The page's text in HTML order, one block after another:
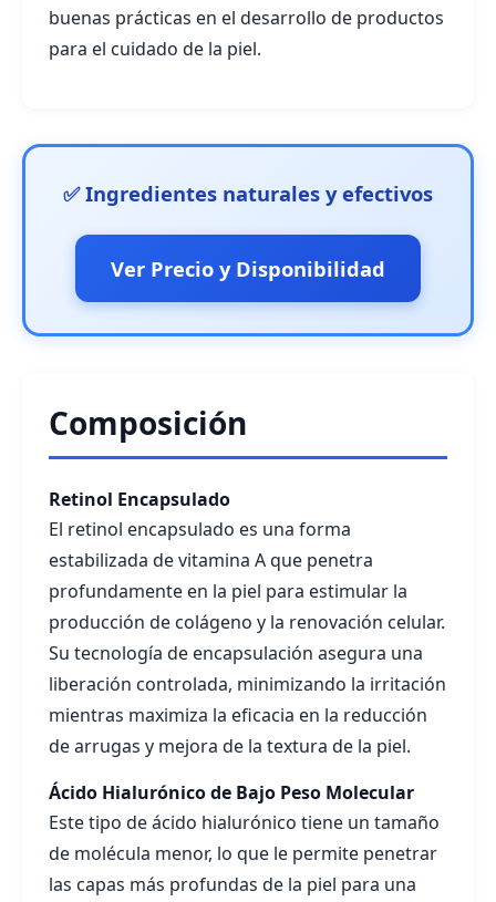
buenas prácticas en el desarrollo de productos
para el cuidado de la piel.
✅ Ingredientes naturales y efectivos
Ver Precio y Disponibilidad
Composición
Retinol Encapsulado
El retinol encapsulado es una forma
estabilizada de vitamina A que penetra
profundamente en la piel para estimular la
producción de colágeno y la renovación celular.
Su tecnología de encapsulación asegura una
liberación controlada, minimizando la irritación
mientras maximiza la eficacia en la reducción
de arrugas y mejora de la textura de la piel.
Ácido Hialurónico de Bajo Peso Molecular
Este tipo de ácido hialurónico tiene un tamaño
de molécula menor, lo que le permite penetrar
las capas más profundas de la piel para una